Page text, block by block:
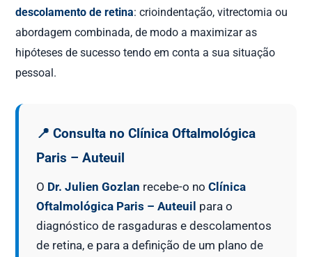
descolamento de retina: crioindentação, vitrectomia ou
abordagem combinada, de modo a maximizar as
hipóteses de sucesso tendo em conta a sua situação
pessoal.
📍 Consulta no Clínica Oftalmológica
Paris – Auteuil
O Dr. Julien Gozlan recebe-o noClínica
Oftalmológica Paris – Auteuil para o
diagnóstico de rasgaduras e descolamentos
de retina, e para a definição de um plano de